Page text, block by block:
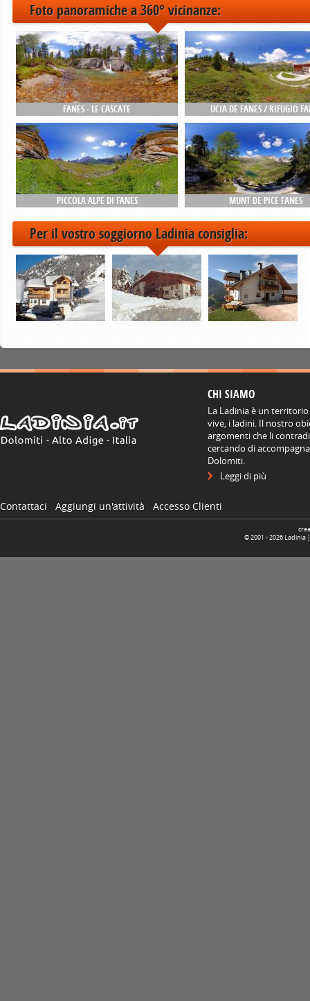
Foto panoramiche a 360° vicinanze:
FANES - LE CASCATE ÜCIA DE FANES / RIFUGIO
PICCOLA ALPE DI FANES MUNT DE PICE FANES
Per il vostro soggiorno Ladinia consiglia:
CHI SIAMO
La Ladinia è un
vive, i ladini. Il nostro
argomenti che li
cercando di
Dolomiti.
Leggi di più
Contattaci Aggiungi un'attività Accesso Clienti
© 2001 -2026 Ladinia